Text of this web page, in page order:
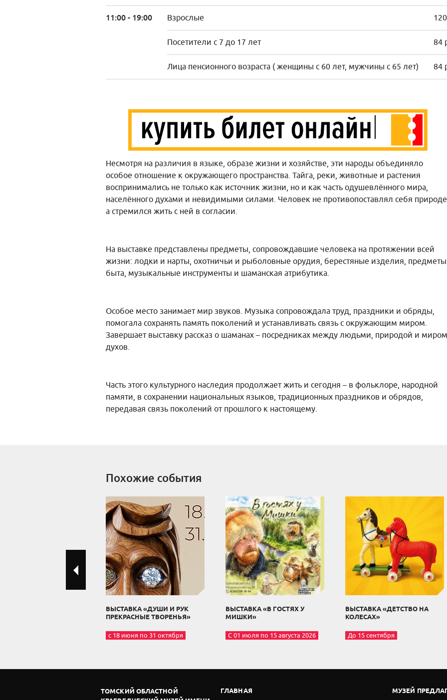
11:00 - 19:00 Взрослые
Посетители с 7 до 17 лет 84
Лица пенсионного возраста ( женщины с 60 лет, мужчины с 65 лет) 84
Несмотря на различия в языке, образе жизни и хозяйстве, эти народы объединяло
особое отношение к окружающего пространства. Тайга, реки, животные и растения
воспринимались не только как источник жизни, но и как часть одушевлённого мира,
населённого духами и невидимыми силами. Человек не противопоставлял себя
а стремился жить с ней в согласии.
На выставке представлены предметы, сопровождавшие человека на протяжении всей
жизни: лодки и нарты, охотничьи и рыболовные орудия, берестяные изделия, предметы
быта, музыкальные инструменты и шаманская атрибутика.
Особое место занимает мир звуков. Музыка сопровождала труд, праздники и обряды,
помогала сохранять память поколений и устанавливать связь с окружающим миром.
Завершает выставку рассказ о шаманах – посредниках между людьми, природой и миром
духов.
Часть этого культурного наследия продолжает жить и сегодня – в фольклоре, народной
памяти, в сохранении национальных языков, традиционных праздников и обрядов,
передавая связь поколений от прошлого к настоящему.
Похожие события
ВЫСТАВКА «ДУШИ И РУК
ПРЕКРАСНЫЕ ТВОРЕНЬЯ»
с 18 июня по 31 октября
ВЫСТАВКА «В ГОСТЯХ У
МИШКИ»
С 01 июля по 15 августа 2026
ВЫСТАВКА «ДЕТСТВО НА
КОЛЕСАХ»
До 15 сентября
ТОМСКИЙ ОБЛАСТНОЙ
ГЛАВНАЯ
МУЗЕЙ